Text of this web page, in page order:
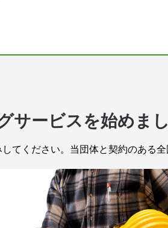
サービスを始めまし
てください。当団体と契約のある